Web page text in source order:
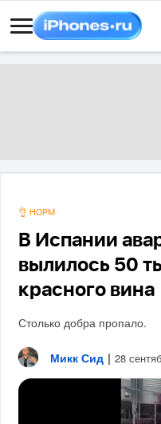
👌 НОРМ
В Испании
вылилось 50
красного вина
Столько добра пропало.
Микк Сид | 28